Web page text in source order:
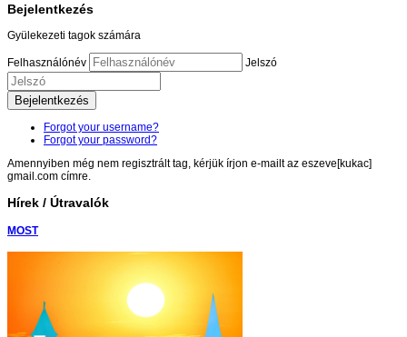
Bejelentkezés
Gyülekezeti tagok számára
Felhasználónév Jelszó
Bejelentkezés
Forgot your username?
Forgot your password?
Amennyiben még nem regisztrált tag, kérjük írjon e-mailt az eszeve[kukac]
gmail.com címre.
Hírek / Útravalók
MOST